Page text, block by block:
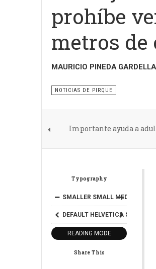
prohíbe
metros de
MAURICIO PINEDA GARDELLA
NOTICIAS DE PIRQUE
Importante ayuda a
Typography
SMALLER SMALL MEDIUM
DEFAULT HELVETICA SEGOE
READING MODE
Share This